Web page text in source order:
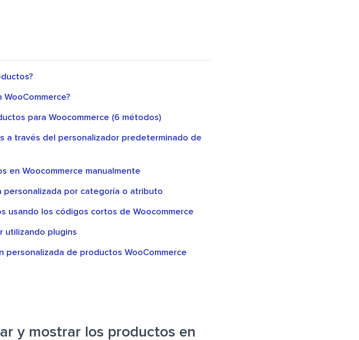
para Woocommerce (6 métodos)
a través del personalizador predeterminado de
en Woocommerce manualmente
personalizada por categoría o atributo
usando los códigos cortos de Woocommerce
utilizando plugins
personalizada de productos WooCommerce
y mostrar los productos en